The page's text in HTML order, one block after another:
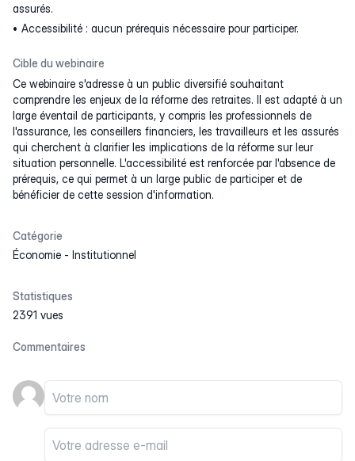
assurés.
Accessibilité : aucun prérequis nécessaire pour participer.
Cible du webinaire
Ce webinaire s'adresse à un public diversifié souhaitant
comprendre les enjeux de la réforme des retraites. Il est adapté à un
large éventail de participants, y compris les professionnels de
l'assurance, les conseillers financiers, les travailleurs et les assurés
qui cherchent à clarifier les implications de la réforme sur leur
situation personnelle. L'accessibilité est renforcée par l'absence de
prérequis, ce qui permet à un large public de participer et de
bénéficier de cette session d'information.
Catégorie
Économie - Institutionnel
Statistiques
2391 vues
Commentaires
Votre nom
Votre email